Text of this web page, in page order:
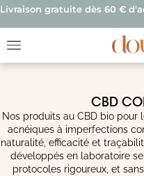
Livraison gratuite dès 60 €
CBD
Nos produits au CBD bio pour
acnéiques à imperfections
naturalité, efficacité et
développés en laboratoire
protocoles rigoureux, et